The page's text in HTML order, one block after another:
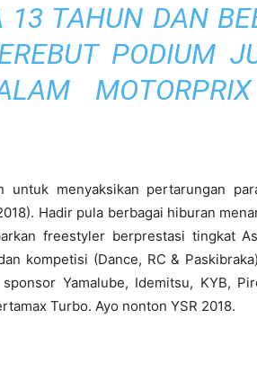
13 TAHUN DAN
PODIUM
untuk menyaksikan pertarungan
Hadir pula berbagai hiburan
freestyler berprestasi tingkat
kompetisi (Dance, RC &
Yamalube, Idemitsu, KYB,
Turbo. Ayo nonton YSR 2018.